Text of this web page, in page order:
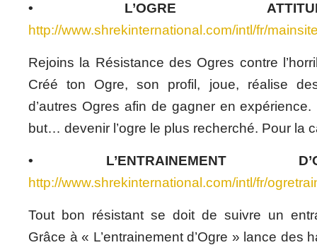
• L’OGRE
http://www.shrekinternational.com/intl/fr/
Rejoins la Résistance des Ogres contre
Créé ton Ogre, son profil, joue, réalise
d’autres Ogres afin de gagner en
but… devenir l’ogre le plus recherché. Pour la
• L’ENTRAINEMENT
http://www.shrekinternational.com/intl/fr/
Tout bon résistant se doit de suivre un
Grâce à « L’entrainement d’Ogre » lance des